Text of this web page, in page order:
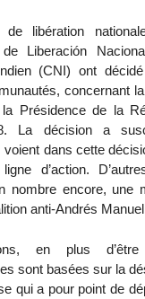
de libération
de Liberación
(CNI) ont
concernant la
Présidence de la
La décision a
voient dans cette
d’action.
nombre encore, une
anti-Andrés
en plus d’être
sont basées sur la
qui a pour point de